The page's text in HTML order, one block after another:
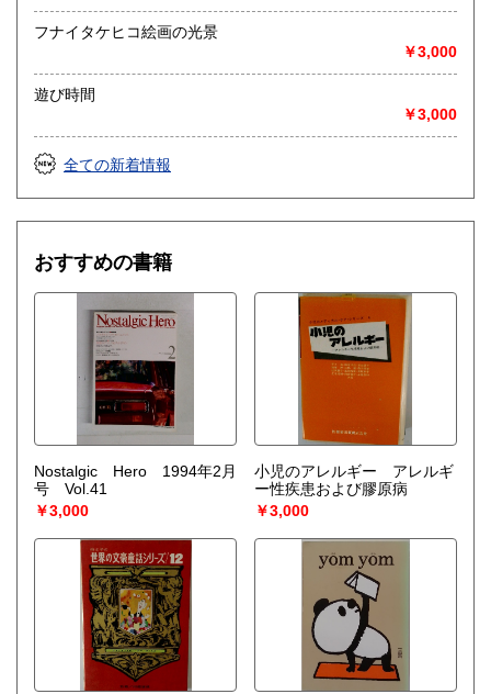
フナイタケヒコ絵画の光景
￥3,000
遊び時間
￥3,000
全ての新着情報
おすすめの書籍
Nostalgic Hero 1994年2月
号 Vol.41
￥3,000
小児のアレルギー アレルギ
ー性疾患および膠原病
￥3,000